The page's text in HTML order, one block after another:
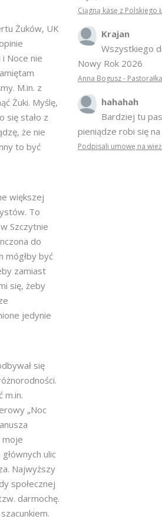
Żuków, UK
Noce nie
M.in. z
Żuki. Myślę,
się stało z
że nie
to być
większej
To
Szczytnie
do
mógłby być
zamiast
się, żeby
jedynie
się
m.in.
„Noc
moje
ulic
Najwyższy
społecznej
darmochę.
Ciągną kasę z Polskiego
Krajan
Wszystkiego
Nowy Rok 2026
Anna Bogusz -
hahahah
Bardziej tu
pieniądze robi się
Podpisali umowę na